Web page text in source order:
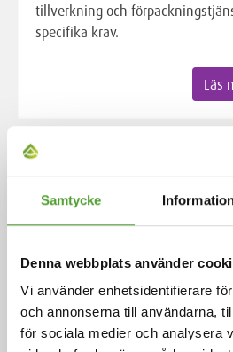
Samtycke
Denna webbplats använder
Vi använder enhetsidentifierare
och annonserna till användarna,
för sociala medier och analysera
tillverkning och
specifika krav.
Läs